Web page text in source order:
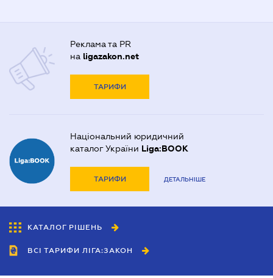
Реклама та PR
на ligazakon.net
ТАРИФИ
Національний юридичний
каталог України Liga:BOOK
ТАРИФИ ДЕТАЛЬНІШЕ
КАТАЛОГ РІШЕНЬ
ВСІ ТАРИФИ ЛІГА:ЗАКОН